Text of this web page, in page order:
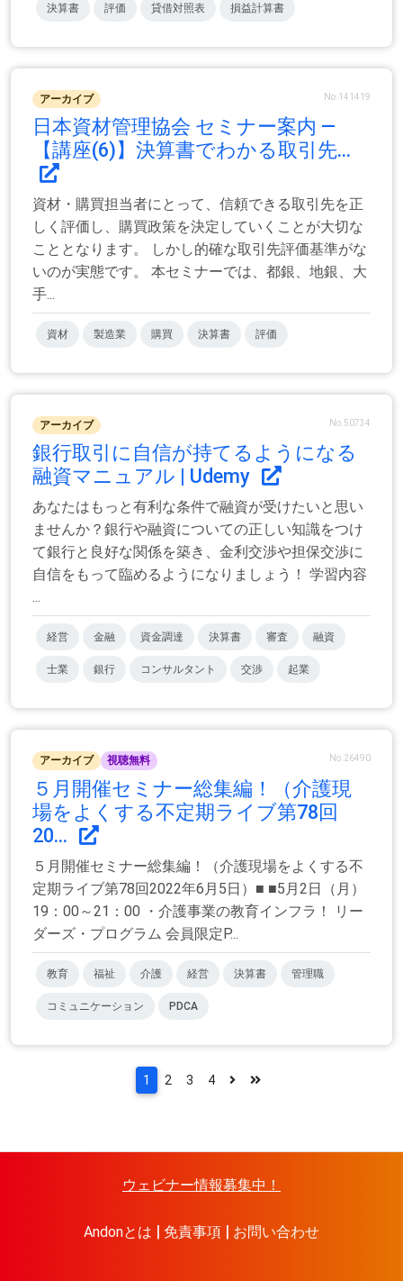
決算書 評価 貸借対照表 損益計算書
アーカイブ No.141419
日本資材管理協会 セミナー案内 ―
【講座(6)】決算書でわかる取引先...
資材・購買担当者にとって、信頼できる取引先を正
しく評価し、購買政策を決定していくことが大切な
こととなります。 しかし的確な取引先評価基準がな
いのが実態です。 本セミナーでは、都銀、地銀、大
手...
資材 製造業 購買 決算書 評価
アーカイブ No.50734
銀行取引に自信が持てるようになる
融資マニュアル | Udemy
あなたはもっと有利な条件で融資が受けたいと思い
ませんか？銀行や融資についての正しい知識をつけ
て銀行と良好な関係を築き、金利交渉や担保交渉に
自信をもって臨めるようになりましょう！ 学習内容
...
経営 金融 資金調達 決算書 審査 融資
士業 銀行 コンサルタント 交渉 起業
アーカイブ 視聴無料 No.26490
５月開催セミナー総集編！（介護現
場をよくする不定期ライブ第78回
20...
５月開催セミナー総集編！（介護現場をよくする不
定期ライブ第78回2022年6月5日）■ ■5月2日（月）
19：00～21：00 ・介護事業の教育インフラ！ リー
ダーズ・プログラム 会員限定P...
教育 福祉 介護 経営 決算書 管理職
コミュニケーション PDCA
1 2 3 4
ウェビナー情報募集中！
Andonとは 免責事項 お問い合わせ